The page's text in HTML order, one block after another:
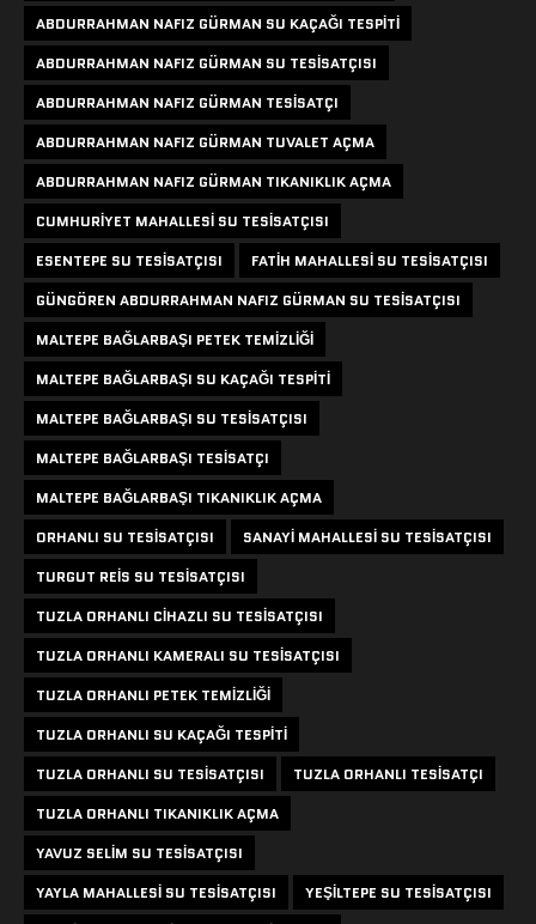
ABDURRAHMAN NAFIZ GÜRMAN SU KAÇAĞI TESPITI
ABDURRAHMAN NAFIZ GÜRMAN SU TESISATÇISI
ABDURRAHMAN NAFIZ GÜRMAN TESISATÇI
ABDURRAHMAN NAFIZ GÜRMAN TUVALET AÇMA
ABDURRAHMAN NAFIZ GÜRMAN TIKANIKLIK AÇMA
CUMHURIYET MAHALLESI SU TESISATÇISI
ESENTEPE SU TESISATÇISI
FATIH MAHALLESI SU TESISATÇISI
GÜNGÖREN ABDURRAHMAN NAFIZ GÜRMAN SU TESISATÇISI
MALTEPE BAĞLARBAŞI PETEK TEMIZLIĞI
MALTEPE BAĞLARBAŞI SU KAÇAĞI TESPITI
MALTEPE BAĞLARBAŞI SU TESISATÇISI
MALTEPE BAĞLARBAŞI TESISATÇI
MALTEPE BAĞLARBAŞI TIKANIKLIK AÇMA
ORHANLI SU TESISATÇISI
SANAYI MAHALLESI SU TESISATÇISI
TURGUT REIS SU TESISATÇISI
TUZLA ORHANLI CIHAZLI SU TESISATÇISI
TUZLA ORHANLI KAMERALI SU TESISATÇISI
TUZLA ORHANLI PETEK TEMIZLIĞI
TUZLA ORHANLI SU KAÇAĞI TESPITI
TUZLA ORHANLI SU TESISATÇISI
TUZLA ORHANLI TESISATÇI
TUZLA ORHANLI TIKANIKLIK AÇMA
YAVUZ SELIM SU TESISATÇISI
YAYLA MAHALLESI SU TESISATÇISI
YEŞILTEPE SU TESISATÇISI